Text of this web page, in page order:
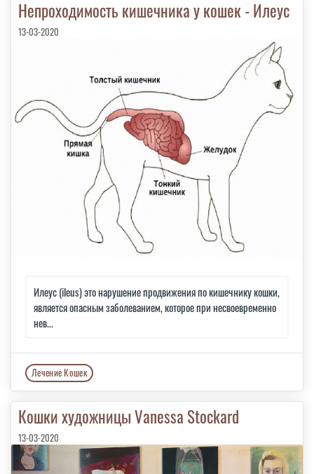
Непроходимость кишечника у кошек - Илеус
13-03-2020
Илеус (ileus) это нарушение продвижения по кишечнику кошки,
является опасным заболеванием, которое при несвоевременно
нев...
Лечение Кошек
Кошки художницы Vanessa Stockard
13-03-2020